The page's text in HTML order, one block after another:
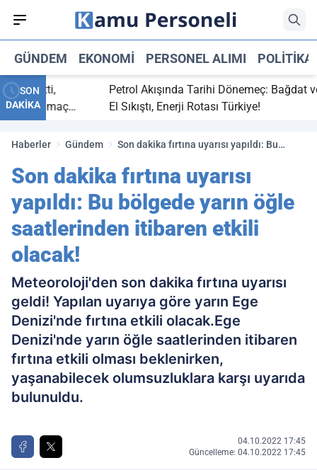
GÜNDEM EKONOMI PERSONEL ALIMI POLITIKA
SON
DAKİKA
bitti,
maç
Petrol Akışında Tarihi Dönemeç: Bağdat ve
El Sıkıştı, Enerji Rotası Türkiye!
Haberler Gündem
Son dakika fırtına uyarısı yapıldı: Bu
etkili olacak!
Son dakika fırtına uyarısı
yapıldı: Bu bölgede yarın öğle
saatlerinden itibaren etkili
olacak!
Meteoroloji'den son dakika fırtına uyarısı
geldi! Yapılan uyarıya göre yarın Ege
Denizi'nde fırtına etkili olacak.Ege
Denizi'nde yarın öğle saatlerinden itibaren
fırtına etkili olması beklenirken,
yaşanabilecek olumsuzluklara karşı uyarıda
bulunuldu.
04.10.2022 17:45
Güncelleme: 04.10.2022 17:45